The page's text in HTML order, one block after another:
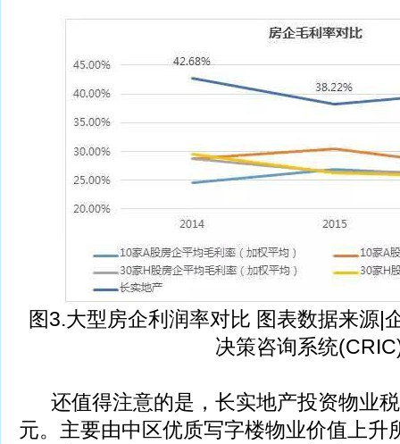
图3.大型房企利润率对比 图表数据来源|
决策咨询系统
还值得注意的是，长实地产投资物业
元。主要由中区优质写字楼物业价值上升